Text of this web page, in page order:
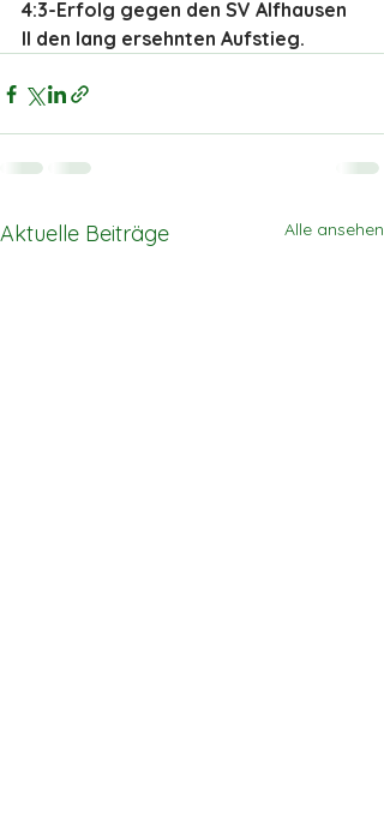
4:3-Erfolg gegen den SV Alfhausen
II den lang ersehnten Aufstieg.
Aktuelle Beiträge Alle ansehen